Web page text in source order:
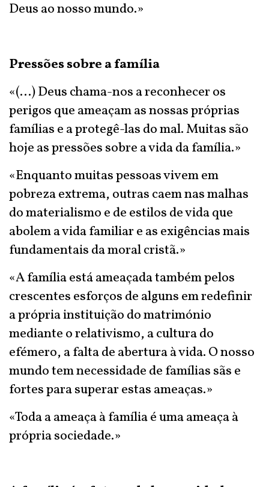
Deus ao nosso mundo.»
Pressões sobre a família
«(...) Deus chama-nos a reconhecer os
perigos que ameaçam as nossas próprias
famílias e a protegê-las do mal. Muitas são
hoje as pressões sobre a vida da família.»
«Enquanto muitas pessoas vivem em
pobreza extrema, outras caem nas malhas
do materialismo e de estilos de vida que
abolem a vida familiar e as exigências mais
fundamentais da moral cristã.»
«A família está ameaçada também pelos
crescentes esforços de alguns em redefinir
a própria instituição do matrimónio
mediante o relativismo, a cultura do
efémero, a falta de abertura à vida. O nosso
mundo tem necessidade de famílias sãs e
fortes para superar estas ameaças.»
«Toda a ameaça à família é uma ameaça à
própria sociedade.»